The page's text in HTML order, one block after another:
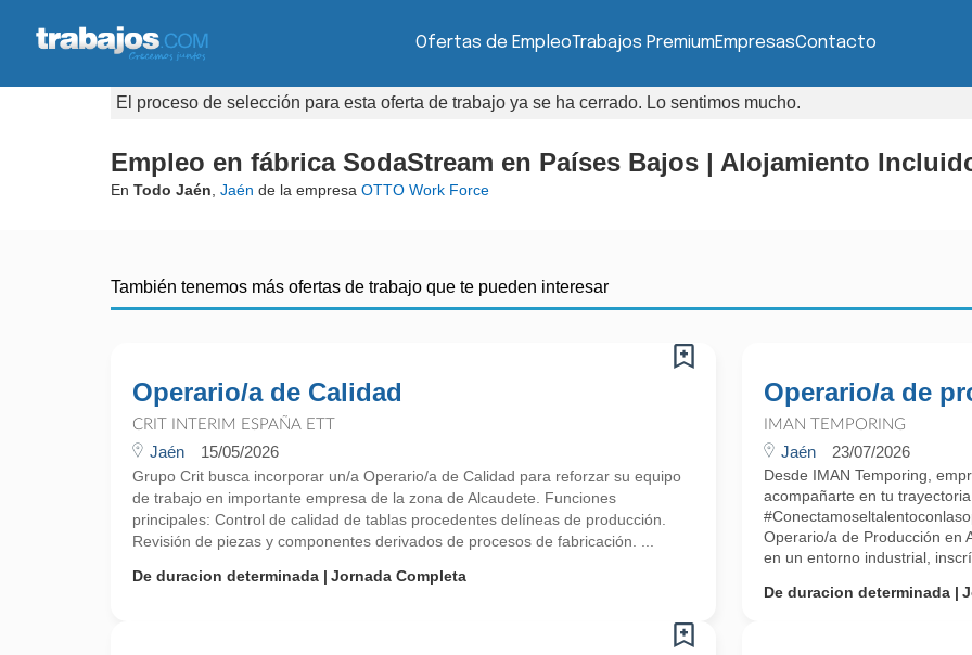
Ofertas de EmpleoTrabajos PremiumEmpresasContacto
El proceso de selección para esta oferta de trabajo ya se ha cerrado. Lo sentimos mucho.
Empleo en fábrica SodaStream en Países Bajos | Alojamiento
En Todo Jaén Jaén de la empresa OTTO Work Force
También tenemos más ofertas de trabajo que te pueden interesar
Operario/a de Calidad
CRIT INTERIM ESPAÑA ETT
Jaén 15/05/2026
Grupo Crit busca incorporar un/a Operario/a de Calidad para reforzar su equipo
de trabajo en importante empresa de la zona de Alcaudete. Funciones
principales: Control de calidad de tablas procedentes delíneas de producción.
Revisión de piezas y componentes derivados de procesos de fabricación. ...
De duracion determinada
Jornada Completa
Operario/a de
IMAN TEMPORING
Jaén 23/07/2026
Desde IMAN Temporing,
acompañarte en tu trayectoria
Operario/a de Producción en
en un entorno industrial,
De duracion determinada